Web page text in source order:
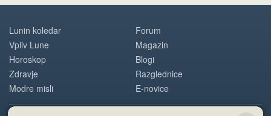
Lunin koledar
Vpliv Lune
Horoskop
Zdravje
Modre misli
Forum
Magazin
Blogi
Razglednice
E-novice